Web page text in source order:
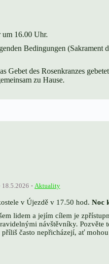
um 16.00 Uhr.
Bedingungen (Sakrament
des Rosenkranzes
zu Hause.
18.5.2026 Aktuality
v Újezdě v 17.50 hod. Noc
lidem a jejím cílem je
návštěvníky. Pozvěte
často nepřicházejí, ať